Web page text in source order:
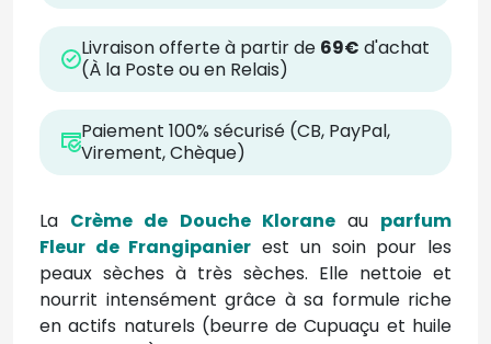
Livraison offerte à partir de 69€ d'achat
(À la Poste ou en Relais)
Paiement 100% sécurisé (CB, PayPal,
Virement, Chèque)
La Crème de Douche Kloraneau parfum
Fleur de Frangipanier est un soin pour les
peaux sèches à très sèches. Elle nettoie et
nourrit intensément grâce à sa formule riche
en actifs naturels (beurre de Cupuaçu et huile